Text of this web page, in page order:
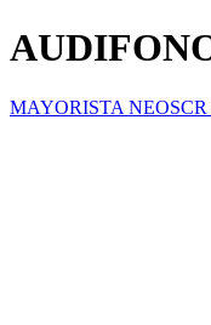
MAYORISTA